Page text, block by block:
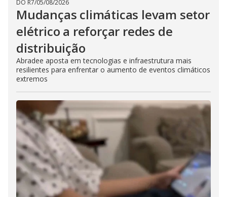
DO R7/05/08/2026
Mudanças climáticas levam setor
elétrico a reforçar redes de
distribuição
Abradee aposta em tecnologias e infraestrutura mais
resilientes para enfrentar o aumento de eventos climáticos
extremos